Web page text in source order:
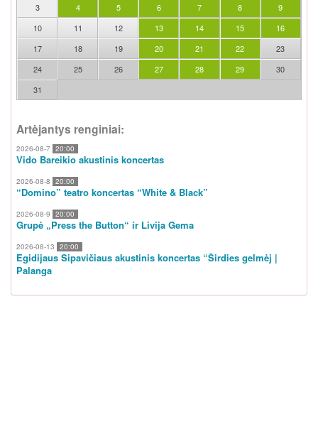
3
4 5 6 7 8
9
10
11 12 13 14 15
16
17
18 19 20 21 22
23
24
25 26 27 28 29
30
31
Artėjantys renginiai:
2026-08-7 20:00
Vido Bareikio akustinis koncertas
2026-08-8 20:00
“Domino” teatro koncertas “White & Black”
2026-08-9 20:00
Grupė „Press the Button“ ir Livija Gema
2026-08-13 20:00
Egidijaus Sipavičiaus akustinis koncertas “Širdies gelmėj |
Palanga